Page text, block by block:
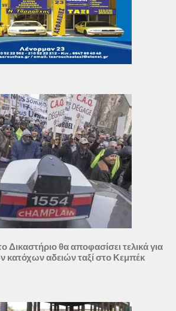
Δικαστήριο θα αποφασίσει τελικά για
κατόχων αδειών ταξί στο Κεμπέκ